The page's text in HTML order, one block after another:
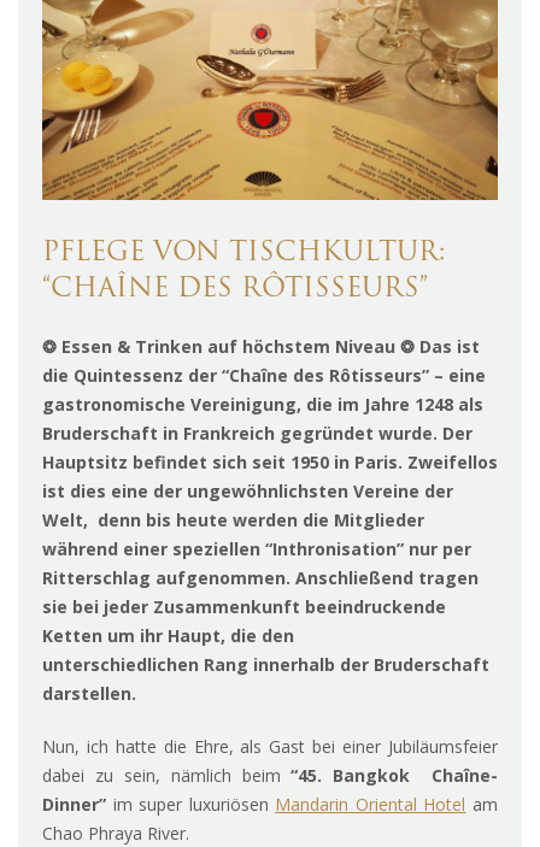
PFLEGE VON TISCHKULTUR:
“CHAÎNE DES RÔTISSEURS”
❂ Essen & Trinken auf höchstem Niveau ❂ Das ist
die Quintessenz der “Chaîne des Rôtisseurs” – eine
gastronomische Vereinigung, die im Jahre 1248 als
Bruderschaft in Frankreich gegründet wurde. Der
Hauptsitz befindet sich seit 1950 in Paris. Zweifellos
ist dies eine der ungewöhnlichsten Vereine der
Welt, denn bis heute werden die Mitglieder
während einer speziellen “Inthronisation” nur per
Ritterschlag aufgenommen. Anschließend tragen
sie bei jeder Zusammenkunft beeindruckende
Ketten um ihr Haupt, die den
unterschiedlichen Rang innerhalb der Bruderschaft
darstellen.
Nun, ich hatte die Ehre, als Gast bei einer Jubiläumsfeier
dabei zu sein, nämlich beim“45. Bangkok Chaîne-
Dinner” im super luxuriösen Mandarin Oriental Hotel am
Chao Phraya River.